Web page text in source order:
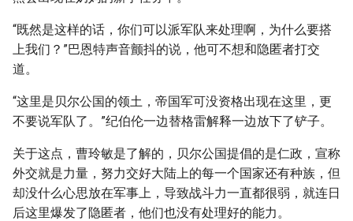
“既然是这样的话，你们可以派军队来处理啊，为什么要搭
上我们？”巴恩特声音颤抖的说，他可不想和隐匿者打交
道。
“这里是贝尔公国的领土，帝国军可没资格出现在这里，更
不要说军队了。”纪伯伦一边替格雷解释一边放下了铲子。
关于这点，曹玲敏是了解的，贝尔公国提倡的是仁政，宣称
外交就是力量，努力交好大陆上的每一个国家还有种族，但
却没什么心思放在军事上，导致战斗力一直都很弱，就连日
后这里爆发了隐匿者，他们也没有处理好的能力。